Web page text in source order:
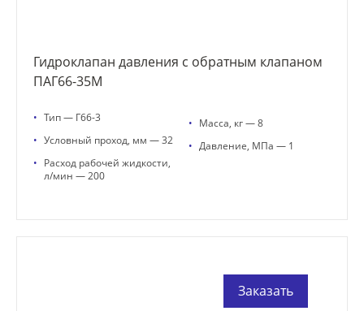
Гидроклапан давления с обратным клапаном
ПАГ66-35М
• Тип — Г66-3
• Условный проход, мм — 32
• Расход рабочей жидкости,
л/мин — 200
• Масса, кг — 8
• Давление, МПа — 1
Заказать